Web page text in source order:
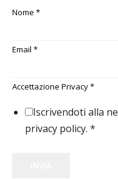
Nome *
Email *
Accettazione Privacy*
Iscrivendoti alla
privacy policy. *